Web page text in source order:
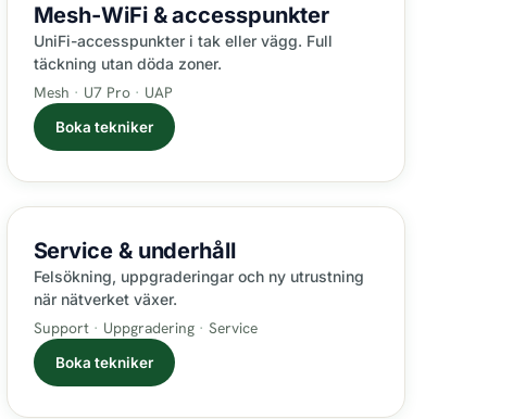
Mesh-WiFi &accesspunkter
UniFi-accesspunkter i tak eller vägg. Full
täckning utan döda zoner.
Mesh U7 Pro UAP
Boka tekniker
Service & underhåll
Felsökning, uppgraderingar och ny utrustning
när nätverket växer.
Support Uppgradering Service
Boka tekniker